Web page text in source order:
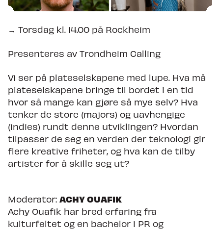
Om Trondheim Calling
Søk om å spille på TC27
→ Torsdag kl. 14.00 på Rockheim
Presenteres av Trondheim Calling
Vi ser på plateselskapene med lupe. Hva må
plateselskapene bringe til bordet i en tid
hvor så mange kan gjøre så mye selv? Hva
tenker de store (majors) og uavhengige
(indies) rundt denne utviklingen? Hvordan
tilpasser de seg en verden der teknologi gir
flere kreative friheter, og hva kan de tilby
artister for å skille seg ut?
Moderator: ACHY OUAFIK
Achy Ouafik har bred erfaring fra
kulturfeltet og en bachelor i PR og